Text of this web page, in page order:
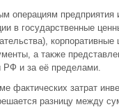
операциям предприятия
в государственные
корпоративные
а также
РФ и за её пределами.
фактических затрат
разницу между